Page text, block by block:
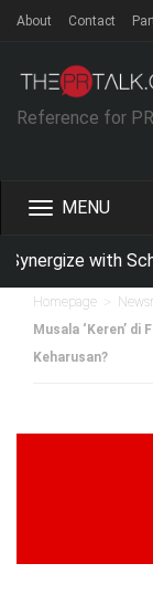
About Contact
Reference for
Toggle
with
Homepage
Musala ‘Keren’
Keharusan?